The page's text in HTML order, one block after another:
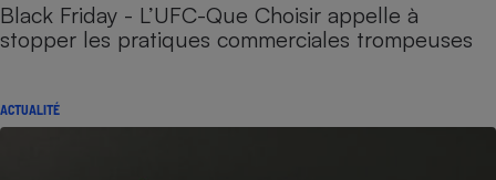
Black Friday - L’UFC-Que Choisir appelle à
stopper les pratiques commerciales trompeuses
ACTUALITÉ